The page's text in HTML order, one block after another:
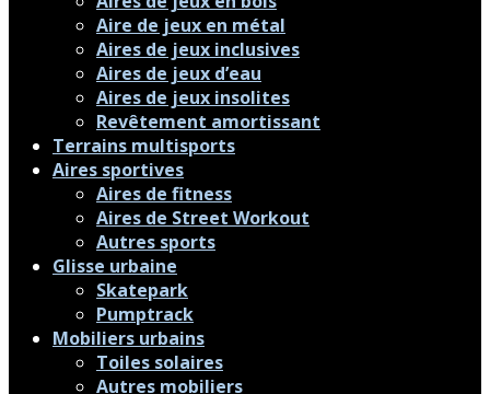
Aire de jeux en métal
Aires de jeux inclusives
Aires de jeux d’eau
Aires de jeux insolites
Revêtement amortissant
Terrains multisports
Aires sportives
Aires de fitness
Aires de Street Workout
Autres sports
Glisse urbaine
Skatepark
Pumptrack
Mobiliers urbains
Toiles solaires
Autres mobiliers